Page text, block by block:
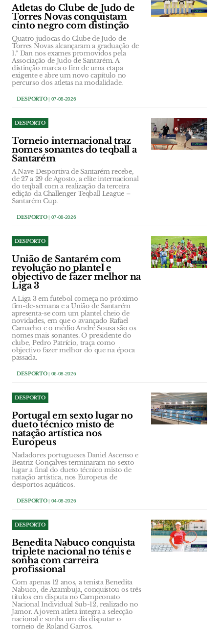
Atletas do Clube de Judo de
Torres Novas conquistam
cinto negro com distinção
Quatro judocas do Clube de Judo de
Torres Novas alcançaram a graduação de
1.º Dan nos exames promovidos pela
Associação de Judo de Santarém. A
distinção marca o fim de uma etapa
exigente e abre um novo capítulo no
percurso dos atletas na modalidade.
DESPORTO| 07-08-2026
DESPORTO
Torneio internacional traz
nomes sonantes do teqball a
Santarém
A Nave Desportiva de Santarém recebe,
de 27 a 29 de Agosto, a elite internacional
do teqball com a realização da terceira
edição da Challenger Teqball League –
Santarém Cup.
DESPORTO| 07-08-2026
DESPORTO
União de Santarém com
revolução no plantel e
objectivo de fazer melhor na
Liga 3
A Liga 3 em futebol começa no próximo
fim-de-semana e a União de Santarém
apresenta-se com um plantel cheio de
novidades, em que o avançado Rafael
Camacho e o médio André Sousa são os
nomes mais sonantes. O presidente do
clube, Pedro Patrício, traça como
objectivo fazer melhor do que na época
passada.
DESPORTO| 06-08-2026
DESPORTO
Portugal em sexto lugar no
dueto técnico misto de
natação artística nos
Europeus
Nadadores portugueses Daniel Ascenso e
Beatriz Gonçalves terminaram no sexto
lugar a final do dueto técnico misto de
natação artística, nos Europeus de
desportos aquáticos.
DESPORTO| 04-08-2026
DESPORTO
Benedita Nabuco conquista
triplete nacional no ténis e
sonha com carreira
profissional
Com apenas 12 anos, a tenista Benedita
Nabuco, de Azambuja, conquistou os três
títulos em disputa no Campeonato
Nacional Individual Sub-12, realizado no
Jamor. A jovem atleta integra a selecção
nacional e sonha um dia disputar o
torneio de Roland Garros.